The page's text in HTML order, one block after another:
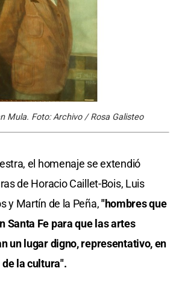
Mula. Foto: Archivo / Rosa Galisteo
el homenaje se extendió
de Horacio Caillet-Bois, Luis
y Martín de la Peña,"hombres que
Santa Fe para que las artes
un lugar digno, representativo, en
la cultura".